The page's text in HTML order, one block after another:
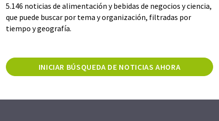
5.146 noticias de alimentación y bebidas de negocios y ciencia,
que puede buscar por tema y organización, filtradas por
tiempo y geografía.
INICIAR BÚSQUEDA DE NOTICIAS AHORA